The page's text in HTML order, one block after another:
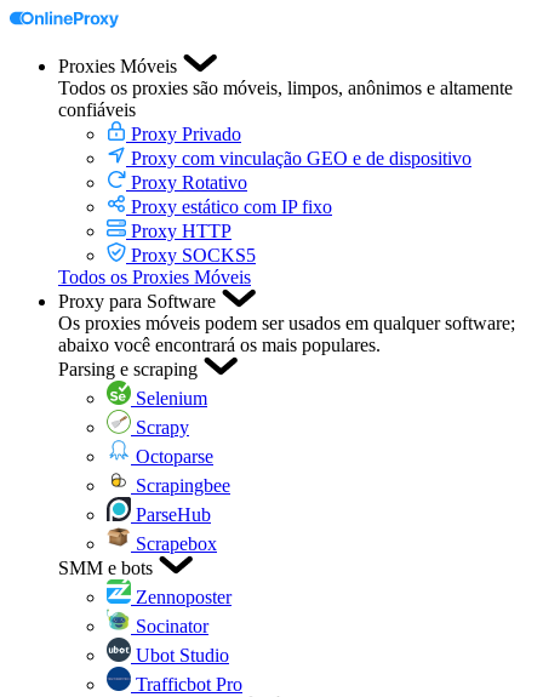
Proxies Móveis
Todos os proxies são móveis, limpos, anônimos e altamente
confiáveis
Proxy Privado
Proxy com vinculação GEO e de dispositivo
Proxy Rotativo
Proxy estático com IP fixo
Proxy HTTP
Proxy SOCKS5
Todos os Proxies Móveis
Proxy para Software
Os proxies móveis podem ser usados em qualquer software;
abaixo você encontrará os mais populares.
Parsing e scraping
Selenium
Scrapy
Octoparse
Scrapingbee
ParseHub
Scrapebox
SMM e bots
Zennoposter
Socinator
Ubot Studio
Trafficbot Pro